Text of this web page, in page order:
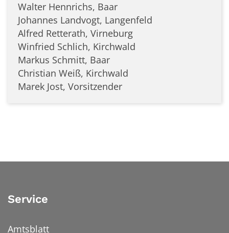
Walter Hennrichs, Baar
Johannes Landvogt, Langenfeld
Alfred Retterath, Virneburg
Winfried Schlich, Kirchwald
Markus Schmitt, Baar
Christian Weiß, Kirchwald
Marek Jost, Vorsitzender
Service
Amtsblatt